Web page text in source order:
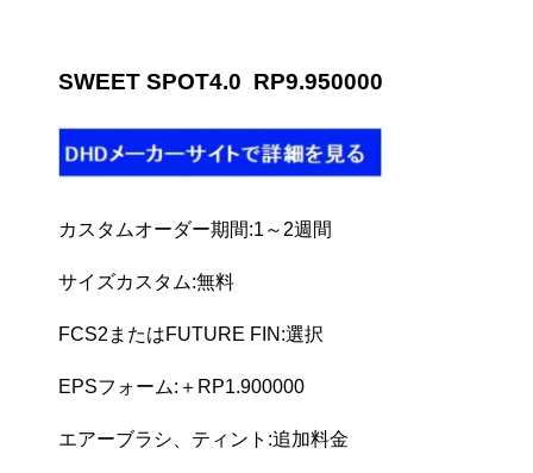
SWEET SPOT4.0 RP9.950000
カスタムオーダー期間:1～2週間
サイズカスタム:無料
FCS2またはFUTURE FIN:選択
EPSフォーム:＋RP1.900000
エアーブラシ、ティント:追加料金